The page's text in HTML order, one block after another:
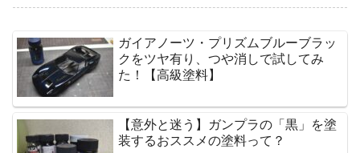
ガイアノーツ・プリズムブルーブラッ
クをツヤ有り、つや消しで試してみ
た！【高級塗料】
【意外と迷う】ガンプラの「黒」を塗
装するおススメの塗料って？